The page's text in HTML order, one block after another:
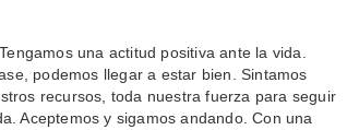
una actitud positiva ante la vida.
podemos llegar a estar bien. Sintamos
recursos, toda nuestra fuerza para seguir
Aceptemos y sigamos andando. Con una